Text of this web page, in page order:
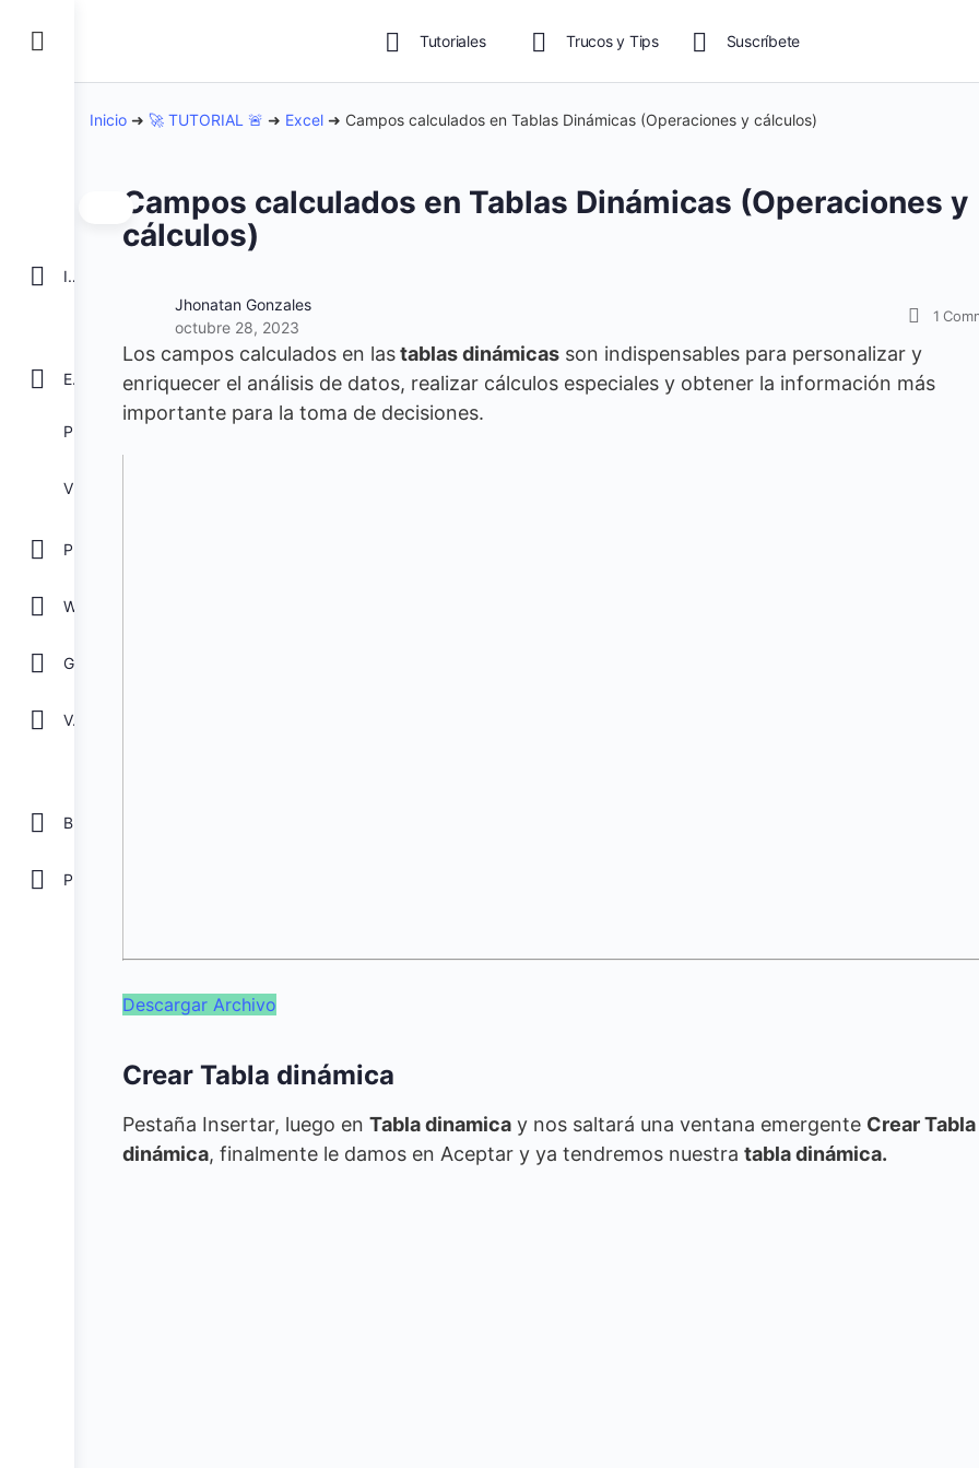
INICIO
EXCEL
VBA para Macros
GOOGLE
Ver todos
Biblioteca
Tutoriales Trucos y Tips Suscríbete
Inicio ➜ 🚀 TUTORIAL 🚨 ➜ Excel ➜ Campos calculados en Tablas Dinámicas (Operaciones y cálculos)
Campos calculados en Tablas Dinámicas (Operaciones y
cálculos)
Jhonatan Gonzales
octubre 28, 2023
1
Los campos calculados en lastablas dinámicas son indispensables para personalizar y
enriquecer el análisis de datos, realizar cálculos especiales y obtener la información más
importante para la toma de decisiones.
Descargar Archivo
Crear Tabla dinámica
Pestaña Insertar, luego en Tabla dinamica y nos saltará una ventana emergente Crear Tabla
dinámica, finalmente le damos en Aceptar y ya tendremos nuestra tabla dinámica.